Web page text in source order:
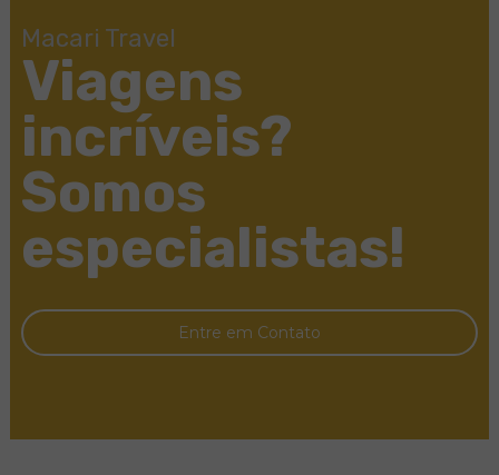
Macari Travel
Viagens
incríveis?
Somos
especialistas!
Entre em Contato